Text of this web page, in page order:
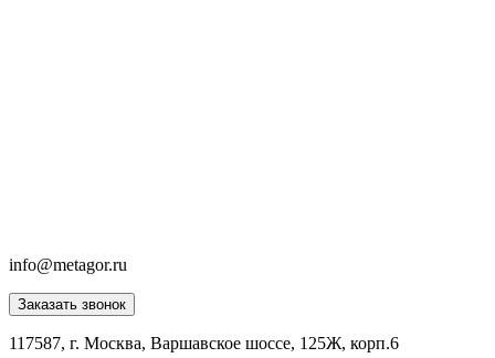
info@metagor.ru
Заказать звонок
117587, г. Москва, Варшавское шоссе, 125Ж, корп.6